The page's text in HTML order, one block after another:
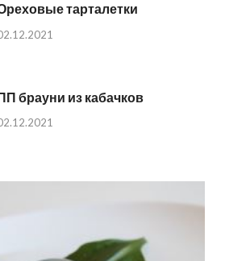
тарталетки
брауни из кабачков